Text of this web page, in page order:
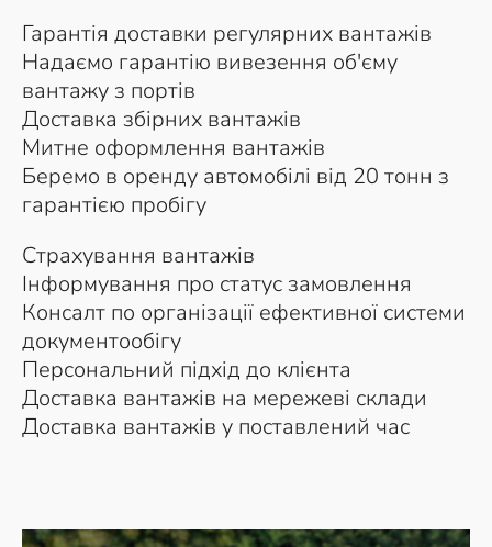
Гарантія доставки регулярних вантажів
Надаємо гарантію вивезення об'єму
вантажу з портів
Доставка збірних вантажів
Митне оформлення вантажів
Беремо в оренду автомобілі від 20 тонн з
гарантією пробігу
Страхування вантажів
Інформування про статус замовлення
Консалт по організації ефективної системи
документообігу
Персональний підхід до клієнта
Доставка вантажів на мережеві склади
Доставка вантажів у поставлений час